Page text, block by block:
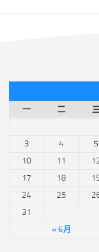
一
二
« 6月
3
4 5
10
11
17
18
24
25
31